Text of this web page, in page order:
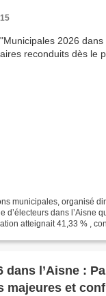
municipales, organisé
d’électeurs dans l’Aisne
atteignait 41,33 % ,
dans l’Aisne :
majeures et